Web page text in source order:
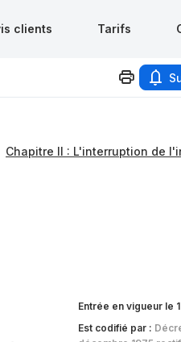
clients Tarifs
Entrée en vigueur le
Est codifié par :